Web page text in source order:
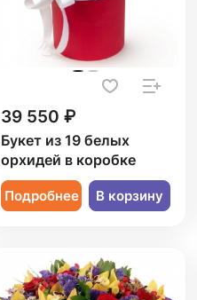
39 550 ₽
Букет из 19 белых
орхидей в коробке
Подробнее В корзину